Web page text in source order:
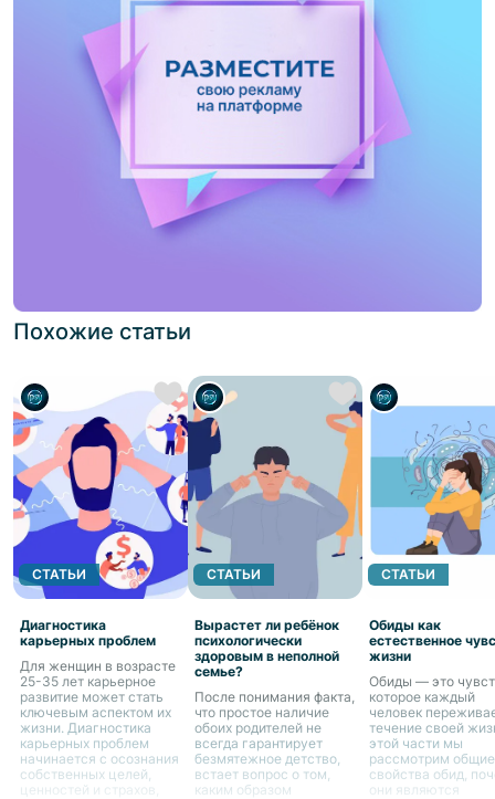
Похожие статьи
СТАТЬИ
Диагностика
карьерных проблем
Для женщин в возрасте
25-35 лет карьерное
развитие может стать
ключевым аспектом их
жизни. Диагностика
карьерных проблем
начинается с осознания
собственных целей,
ценностей и страхов,
СТАТЬИ
Вырастет ли ребёнок
психологически
здоровым в неполной
семье?
После понимания факта,
что простое наличие
обоих родителей не
всегда гарантирует
безмятежное детство,
встает вопрос о том,
каким образом
СТАТЬИ
Обиды как
естественное
жизни
Обиды — это
которое каждый
человек
течение своей
этой части мы
рассмотрим общие
свойства обид,
они являются